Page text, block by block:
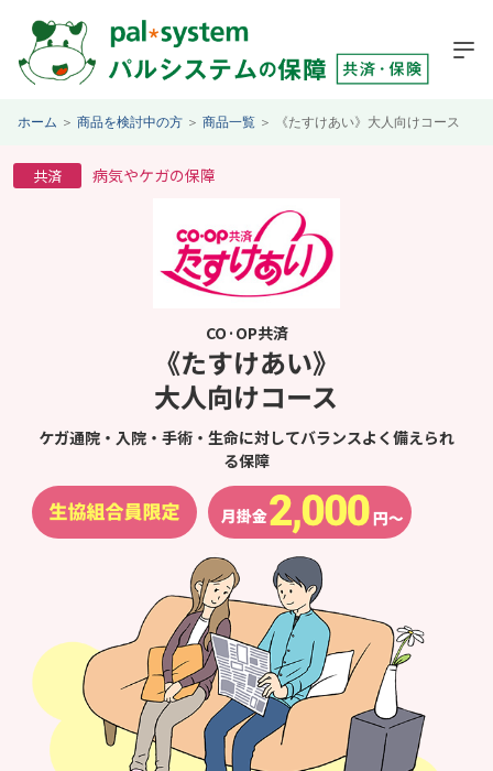
ホーム ＞ 商品を検討中の方 ＞ 商品一覧 ＞ 《たすけあい》大人向けコース
共済 病気やケガの保障
CO·OP共済
《たすけあい》
大人向けコース
ケガ通院・入院・手術・生命に対してバランスよく備えられ
る保障